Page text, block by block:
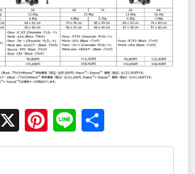
Facebook
X Pinterest
Line